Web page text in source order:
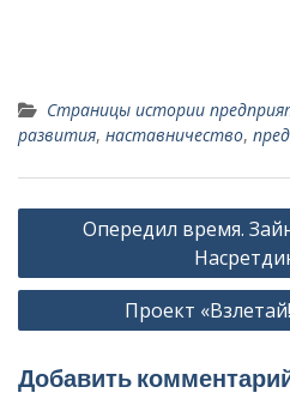
Страницы истории
развития, наставничество,
Навигация
записям
Опередил время.
Проект
Добавить